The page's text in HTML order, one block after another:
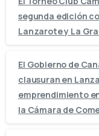
segunda edición
Lanzarote y La
El Gobierno de
clausuran en
emprendimiento
la Cámara de